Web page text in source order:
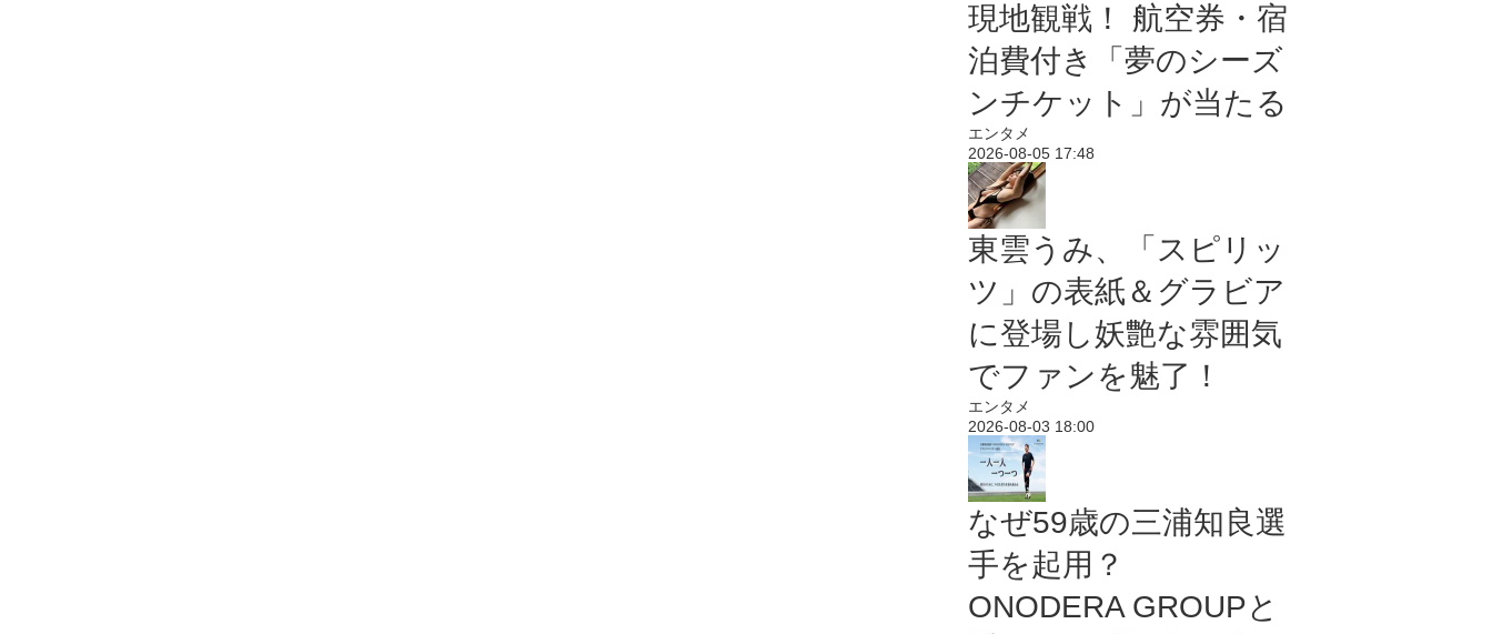
現地観戦！ 航空券・宿
泊費付き「夢のシーズ
ンチケット」が当たる
エンタメ
2026-08-05 17:48
東雲うみ、「スピリッ
ツ」の表紙＆グラビア
に登場し妖艶な雰囲気
でファンを魅了！
エンタメ
2026-08-03 18:00
なぜ59歳の三浦知良選
手を起用？
ONODERA GROUPと